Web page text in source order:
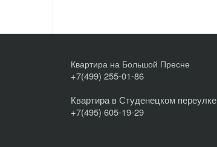
Квартира на Большой Пресне
+7(499) 255-01-86
Квартира в Студенецком переулке
+7(495) 605-19-29